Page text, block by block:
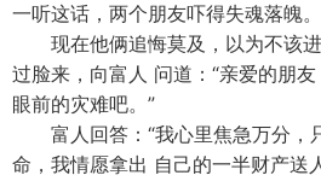
一听这话，两个朋友吓得失魂落魄。
现在他俩追悔莫及，以为不该进
过脸来，向富人 问道：“亲爱的朋
眼前的灾难吧。”
富人回答：“我心里焦急万分，
命，我情愿拿出 自己的一半财产送